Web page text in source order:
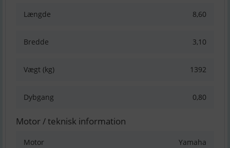
Længde 8,60
Bredde 3,10
Vægt (kg) 1392
Dybgang 0,80
Motor / teknisk information
Motor Yamaha